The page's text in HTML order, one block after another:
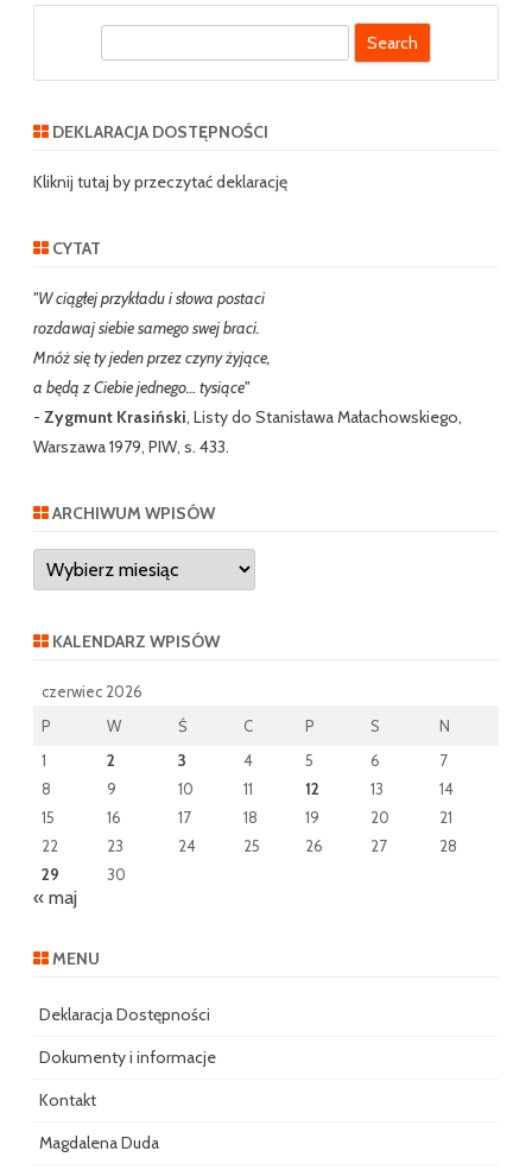
r
h
DEKLARACJA DOSTĘPNOŚCI
Kliknij tutaj by przeczytać deklarację
CYTAT
"W ciągłej przykładu i słowa postaci
rozdawaj siebie samego swej braci.
Mnóż się ty jeden przez czyny żyjące,
a będą z Ciebie jednego… tysiące"
- Zygmunt Krasiński, Listy do Stanisława Małachowskiego,
Warszawa 1979, PIW, s. 433.
ARCHIWUM WPISÓW
Archiwum
wpisów
KALENDARZ WPISÓW
czerwiec 2026
P
W Ś C P S
N
1
2 3 4 5 6
7
8
9 10 11 12 13
14
15
16 17 18 19 20
21
22
23 24 25 26 27
28
29
30
« maj
MENU
Deklaracja Dostępności
Dokumenty i informacje
Kontakt
Magdalena Duda